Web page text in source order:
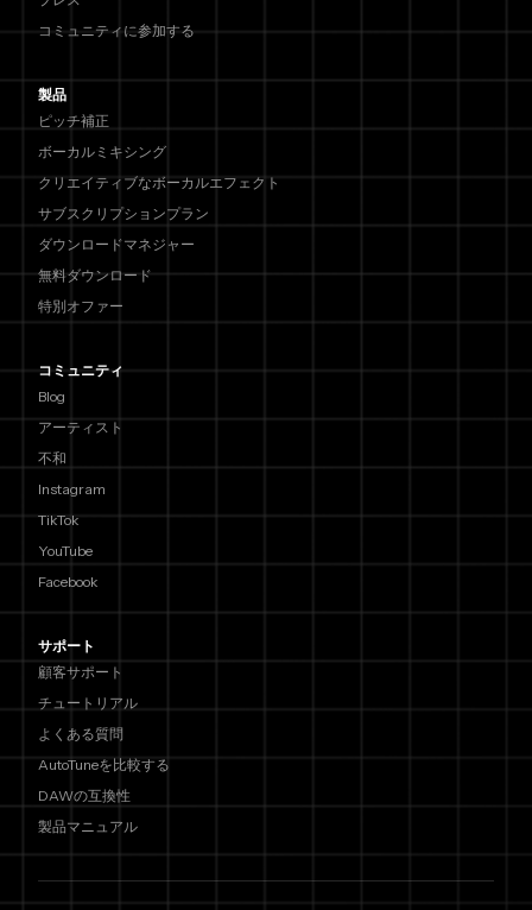
コミュニティに参加する
製品
ピッチ補正
ボーカルミキシング
クリエイティブなボーカルエフェクト
サブスクリプションプラン
ダウンロードマネジャー
無料ダウンロード
特別オファー
コミュニティ
Blog
アーティスト
不和
Instagram
TikTok
YouTube
Facebook
サポート
顧客サポート
チュートリアル
よくある質問
AutoTuneを比較する
DAWの互換性
製品マニュアル